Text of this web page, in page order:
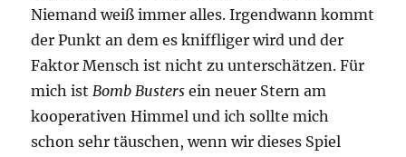
Niemand weiß immer alles. Irgendwann kommt
der Punkt an dem es kniffliger wird und der
Faktor Mensch ist nicht zu unterschätzen. Für
mich istBomb Busters ein neuer Stern am
kooperativen Himmel und ich sollte mich
schon sehr täuschen, wenn wir dieses Spiel